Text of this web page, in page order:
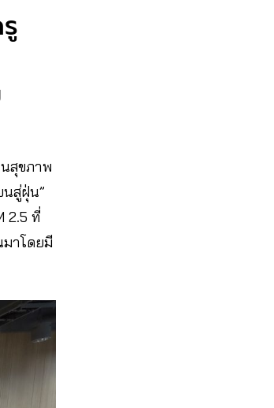
สุขภาพ
นสู่ฝุ่น”
2.5 ที่
มาโดยมี